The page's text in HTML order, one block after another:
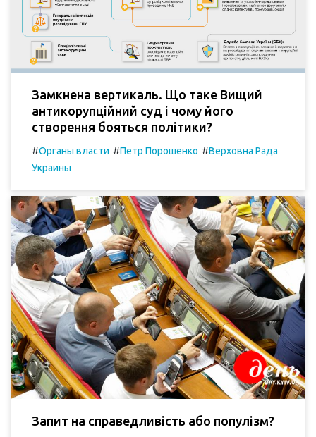
Замкнена вертикаль. Що таке Вищий
антикорупційний суд і чому його
створення бояться політики?
#Органы власти #Петр Порошенко #Верховна Рада
Украины
Запит на справедливість або популізм?